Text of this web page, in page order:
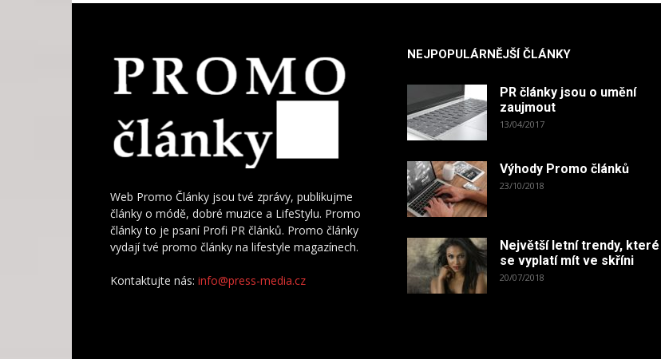
Web Promo Články jsou tvé zprávy, publikujme
články o módě, dobré muzice a LifeStylu. Promo
články to je psaní Profi PR článků. Promo články
vydají tvé promo články na lifestyle magazínech.
Kontaktujte nás: info@press-media.cz
NEJPOPULÁRNĚJŠÍ ČLÁNKY
PR články jsou o umění
zaujmout
13/04/2017
Výhody Promo článků
23/10/2018
Největší letní trendy, které
se vyplatí mít ve skříni
20/07/2018